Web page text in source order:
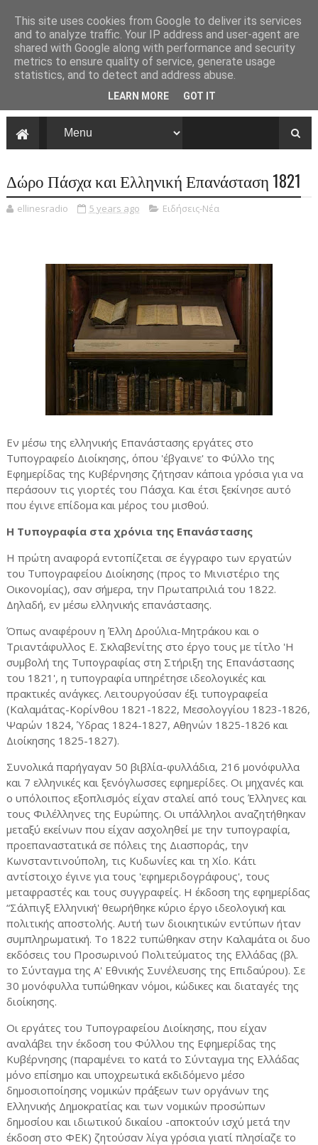
Δώρο Πάσχα και Ελληνική Επανάσταση 1821
ellinesradio 5 years ago Ειδήσεις-Νέα
Εν μέσω της ελληνικής Επανάστασης εργάτες στο
Τυπογραφείο Διοίκησης, όπου 'έβγαινε' το Φύλλο της
Εφημερίδας της Κυβέρνησης ζήτησαν κάποια γρόσια για να
περάσουν τις γιορτές του Πάσχα. Και έτσι ξεκίνησε αυτό
που έγινε επίδομα και μέρος του μισθού.
Η Τυπογραφία στα χρόνια της Επανάστασης
Η πρώτη αναφορά εντοπίζεται σε έγγραφο των εργατών
του Τυπογραφείου Διοίκησης (προς το Μινιστέριο της
Οικονομίας), σαν σήμερα, την Πρωταπριλιά του 1822.
Δηλαδή, εν μέσω ελληνικής επανάστασης.
Όπως αναφέρουν η Έλλη Δρούλια-Μητράκου και ο
Τριαντάφυλλος Ε. Σκλαβενίτης στο έργο τους με τίτλο 'Η
συμβολή της Τυπογραφίας στη Στήριξη της Επανάστασης
του 1821', η τυπογραφία υπηρέτησε ιδεολογικές και
πρακτικές ανάγκες. Λειτουργούσαν έξι τυπογραφεία
(Καλαμάτας-Κορίνθου 1821-1822, Μεσολογγίου 1823-1826,
Ψαρών 1824, Ύδρας 1824-1827, Αθηνών 1825-1826 και
Διοίκησης 1825-1827).
Συνολικά παρήγαγαν 50 βιβλία-φυλλάδια, 216 μονόφυλλα
και 7 ελληνικές και ξενόγλωσσες εφημερίδες. Οι μηχανές και
ο υπόλοιπος εξοπλισμός είχαν σταλεί από τους Έλληνες και
τους Φιλέλληνες της Ευρώπης. Οι υπάλληλοι αναζητήθηκαν
μεταξύ εκείνων που είχαν ασχοληθεί με την τυπογραφία,
προεπαναστατικά σε πόλεις της Διασποράς, την
Κωνσταντινούπολη, τις Κυδωνίες και τη Χίο. Κάτι
αντίστοιχο έγινε για τους 'εφημεριδογράφους', τους
μεταφραστές και τους συγγραφείς. Η έκδοση της εφημερίδας
“Σάλπιγξ Ελληνική' θεωρήθηκε κύριο έργο ιδεολογική και
πολιτικής αποστολής. Αυτή των διοικητικών εντύπων ήταν
συμπληρωματική. Το 1822 τυπώθηκαν στην Καλαμάτα οι δυο
εκδόσεις του Προσωρινού Πολιτεύματος της Ελλάδας (βλ.
το Σύνταγμα της Α' Εθνικής Συνέλευσης της Επιδαύρου). Σε
30 μονόφυλλα τυπώθηκαν νόμοι, κώδικες και διαταγές της
διοίκησης.
Οι εργάτες του Τυπογραφείου Διοίκησης, που είχαν
αναλάβει την έκδοση του Φύλλου της Εφημερίδας της
Κυβέρνησης (παραμένει το κατά το Σύνταγμα της Ελλάδας
μόνο επίσημο και υποχρεωτικά εκδιδόμενο μέσο
δημοσιοποίησης νομικών πράξεων των οργάνων της
Ελληνικής Δημοκρατίας και των νομικών προσώπων
δημοσίου και ιδιωτικού δικαίου -αποκτούν ισχύ μετά την
έκδοση στο ΦΕΚ) ζητούσαν λίγα γρόσια γιατί πλησίαζε το
This site uses cookies from Google to deliver its services
and to analyze traffic. Your IP address and user-agent are
shared with Google along with performance and security
metrics to ensure quality of service, generate usage
statistics, and to detect and address abuse.
LEARN MORE GOT IT